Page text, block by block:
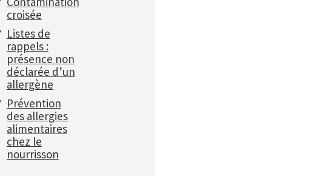
croisée
Listes de
rappels :
présence non
déclarée d’un
allergène
Prévention
des allergies
alimentaires
chez le
nourrisson